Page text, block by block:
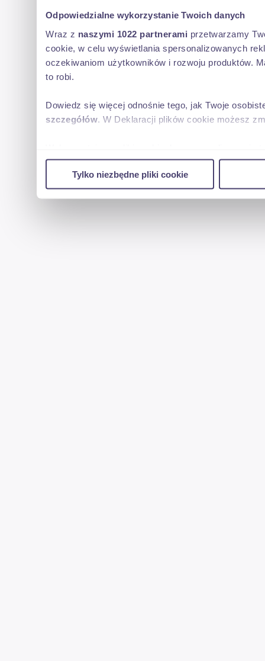
Odpowiedzialne wykorzystanie Twoich danych
Wraz z naszymi 1022 partnerami przetwarzamy
cookie, w celu wyświetlania spersonalizowanych
oczekiwaniom użytkowników i rozwoju produktów.
to robi.
Dowiedz się więcej odnośnie tego, jak Twoje
szczegółów . W Deklaracji plików cookie możesz
w naszej witrynie. Informacje o tym, jak korzystasz
reklamowym i analitycznym. Partnerzy mogą
uzyskanymi podczas korzystania z ich usług.
Tylko niezbędne pliki cookie